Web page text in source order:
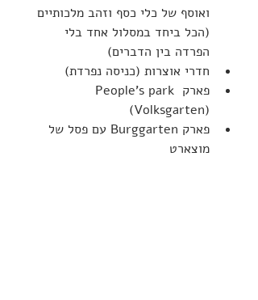
ואוסף של כלי כסף וזהב מלכותיים
(הכל ביחד במסלול אחד בלי
הפרדה בין הדברים)
חדרי אוצרות (כניסה נפרדת)
פארק People’s park
(Volksgarten)
פארק Burggarten עם פסל של
מוצארט